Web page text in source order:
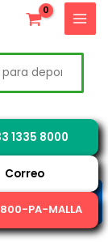
de 5
X
1335 8000
Correo
800-PA-MALLA